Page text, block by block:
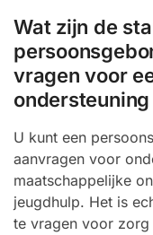
Wat zijn de
vragen voor
U kunt een
aanvragen voor
maatschappelijke
jeugdhulp. Het is
te vragen voor zorg